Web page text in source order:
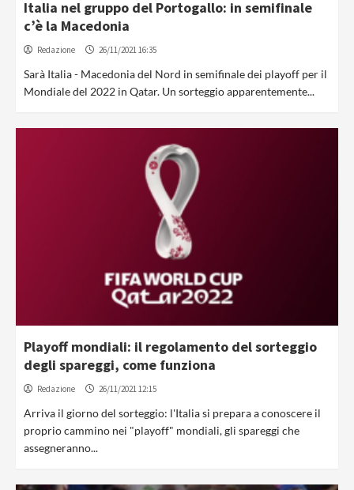
Italia nel gruppo del Portogallo: in semifinale
c’è la Macedonia
Redazione 26/11/2021 16:35
Sarà Italia - Macedonia del Nord in semifinale dei playoff per il
Mondiale del 2022 in Qatar. Un sorteggio apparentemente...
Playoff mondiali: il regolamento del sorteggio
degli spareggi, come funziona
Redazione 26/11/2021 12:15
Arriva il giorno del sorteggio: l'Italia si prepara a conoscere il
proprio cammino nei "playoff" mondiali, gli spareggi che
assegneranno...